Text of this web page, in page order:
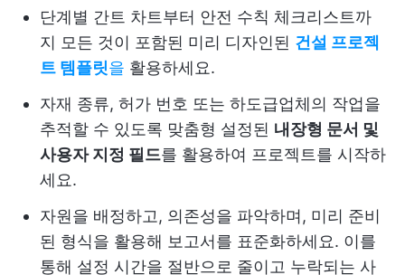
단계별 간트 차트부터 안전 수칙 체크리스트까
지 모든 것이 포함된 미리 디자인된 건설 프로젝
트 템플릿을 활용하세요.
자재 종류, 허가 번호 또는 하도급업체의 작업을
추적할 수 있도록 맞춤형 설정된 내장형 문서 및
사용자 지정 필드를 활용하여 프로젝트를 시작하
세요.
자원을 배정하고, 의존성을 파악하며, 미리 준비
된 형식을 활용해 보고서를 표준화하세요. 이를
통해 설정 시간을 절반으로 줄이고 누락되는 사